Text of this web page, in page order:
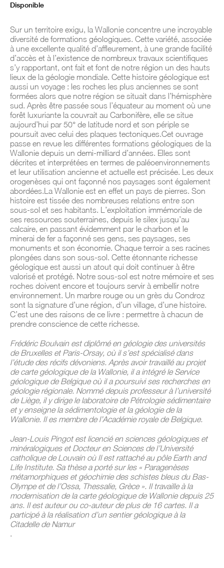
Disponible
Sur un territoire exigu, la Wallonie concentre une incroyable
diversité de formations géologiques. Cette variété, associée
à une excellente qualité d’affleurement, à une grande facilité
d’accès et à l’existence de nombreux travaux scientifiques
s’y rapportant, ont fait et font de notre région un des hauts
lieux de la géologie mondiale. Cette histoire géologique est
aussi un voyage : les roches les plus anciennes se sont
formées alors que notre région se situait dans l’hémisphère
sud. Après être passée sous l’équateur au moment où une
forêt luxuriante la couvrait au Carbonifère, elle se situe
aujourd’hui par 50° de latitude nord et son périple se
poursuit avec celui des plaques tectoniques.Cet ouvrage
passe en revue les différentes formations géologiques de la
Wallonie depuis un demi-milliard d’années. Elles sont
décrites et interprétées en termes de paléoenvironnements
et leur utilisation ancienne et actuelle est précisée. Les deux
orogenèses qui ont façonné nos paysages sont également
abordées.La Wallonie est en effet un pays de pierres. Son
histoire est tissée des nombreuses relations entre son
sous-sol et ses habitants. L’exploitation immémoriale de
ses ressources souterraines, depuis le silex jusqu’au
calcaire, en passant évidemment par le charbon et le
minerai de fer a façonné ses gens, ses paysages, ses
monuments et son économie. Chaque terroir a ses racines
plongées dans son sous-sol. Cette étonnante richesse
géologique est aussi un atout qui doit continuer à être
valorisé et protégé. Notre sous-sol est notre mémoire et ses
roches doivent encore et toujours servir à embellir notre
environnement. Un marbre rouge ou un grès du Condroz
sont la signature d’une région, d’un village, d’une histoire.
C’est une des raisons de ce livre : permettre à chacun de
prendre conscience de cette richesse.
Frédéric Boulvain est diplômé en géologie des universités
de Bruxelles et Paris-Orsay, où il s’est spécialisé dans
l’étude des récifs dévoniens. Après avoir travaillé au projet
de carte géologique de la Wallonie, il a intégré le Service
géologique de Belgique où il a poursuivi ses recherches en
géologie régionale. Nommé depuis professeur à l’université
de Liège, il y dirige le laboratoire de Pétrologie sédimentaire
et y enseigne la sédimentologie et la géologie de la
Wallonie. Il es membre de l’Académie royale de Belgique.
Jean-Louis Pingot est licencié en sciences géologiques et
minéralogiques et Docteur en Sciences de l’Université
catholique de Louvain où Il est rattaché au pôle Earth and
Life Institute. Sa thèse a porté sur les « Paragenèses
métamorphiques et géochimie des schistes bleus du Bas-
Olympe et de l’Ossa, Thessalie, Grèce ». Il travaille à la
modernisation de la carte géologique de Wallonie depuis 25
ans. Il est auteur ou co-auteur de plus de 16 cartes. Il a
participé à la réalisation d’un sentier géologique à la
Citadelle de Namur
.